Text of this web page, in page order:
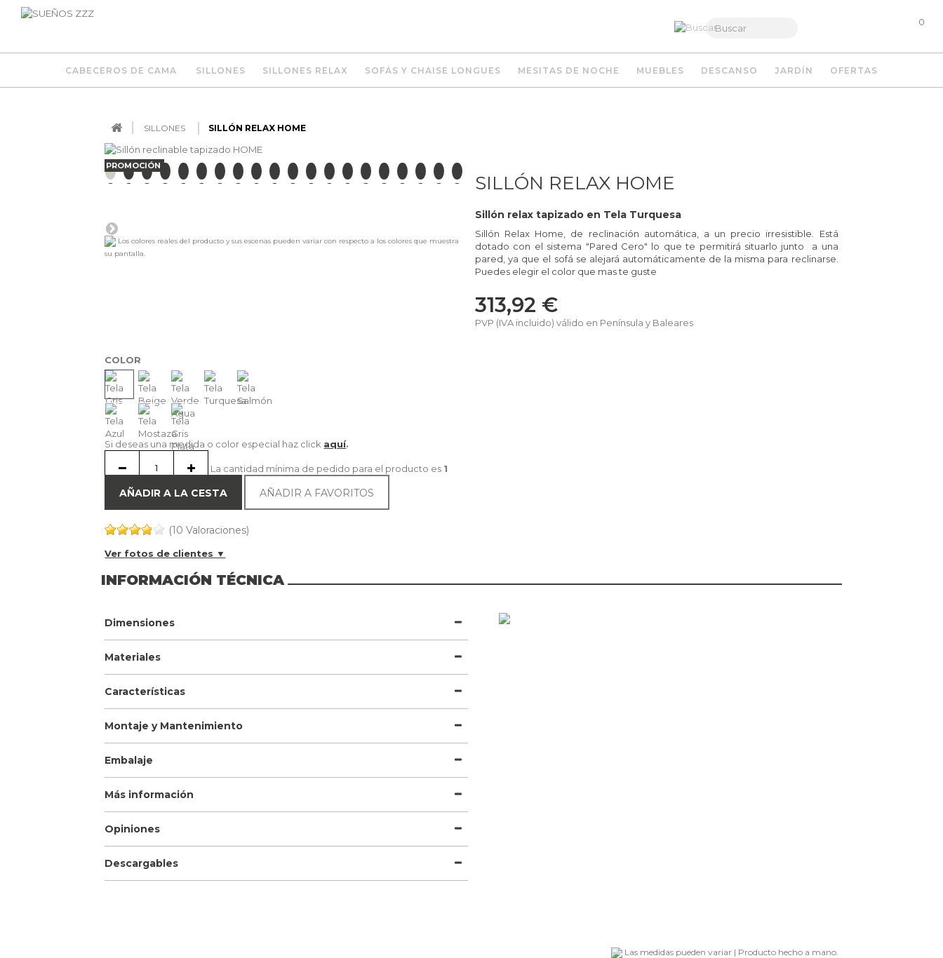
0
CABECEROS DE CAMA SILLONES SILLONES RELAX SOFÁS Y CHAISE LONGUES MESITAS DE NOCHE MUEBLES DESCANSO JARDÍN OFERTAS
SILLONES SILLÓN RELAX HOME
PROMOCIÓN
Los colores reales del producto y sus escenas pueden variar con respecto a los colores que muestra
su pantalla.
SILLÓN RELAX HOME
Sillón relax tapizado en Tela Turquesa
Sillón Relax Home, de reclinación automática, a un precio irresistible. Está
dotado con el sistema "Pared Cero" lo que te permitirá situarlo junto a una
pared, ya que el sofá se alejará automáticamente de la misma para reclinarse.
Puedes elegir el color que mas te guste
313,92 €
PVP (IVA incluido) válido en Península y Baleares
COLOR
Si deseas una medida o color especial haz click aquí.
La cantidad mínima de pedido para el producto es 1
AÑADIR A LA CESTA AÑADIR A FAVORITOS
(10 Valoraciones)
Ver fotos de clientes ▼
INFORMACIÓN TÉCNICA
Dimensiones
Materiales
Características
Montaje y Mantenimiento
Embalaje
Más información
Opiniones
Descargables
Las medidas pueden variar | Producto hecho a mano.